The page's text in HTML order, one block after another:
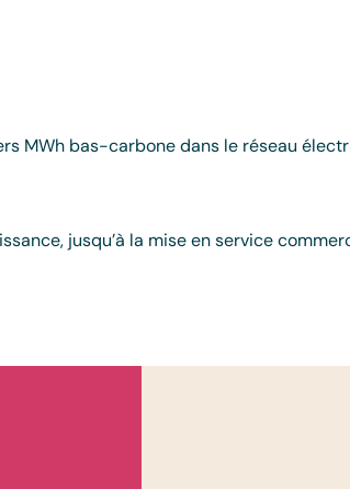
MWh bas-carbone dans le réseau
jusqu’à la mise en service